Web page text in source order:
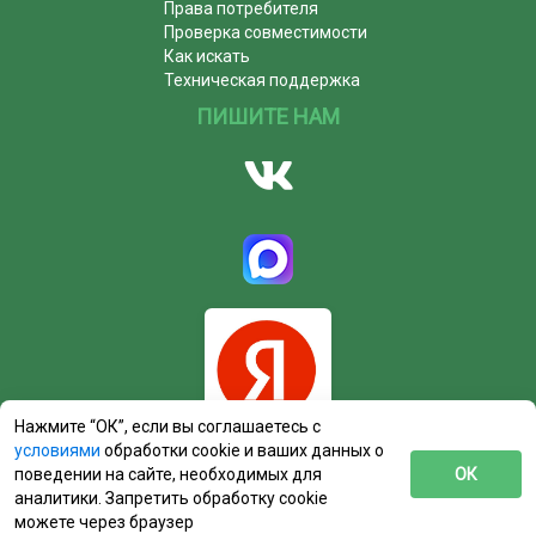
Права потребителя
Проверка совместимости
Как искать
Техническая поддержка
ПИШИТЕ НАМ
Нажмите “ОК”, если вы соглашаетесь с
условиями обработки cookie и ваших данных о
поведении на сайте, необходимых для
аналитики. Запретить обработку cookie
можете через браузер
ОК